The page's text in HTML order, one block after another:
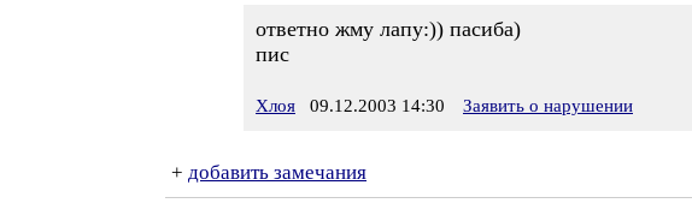
ответно жму лапу:)) пасиба)
пис
Хлоя 09.12.2003 14:30 Заявить о нарушении
+ добавить замечания